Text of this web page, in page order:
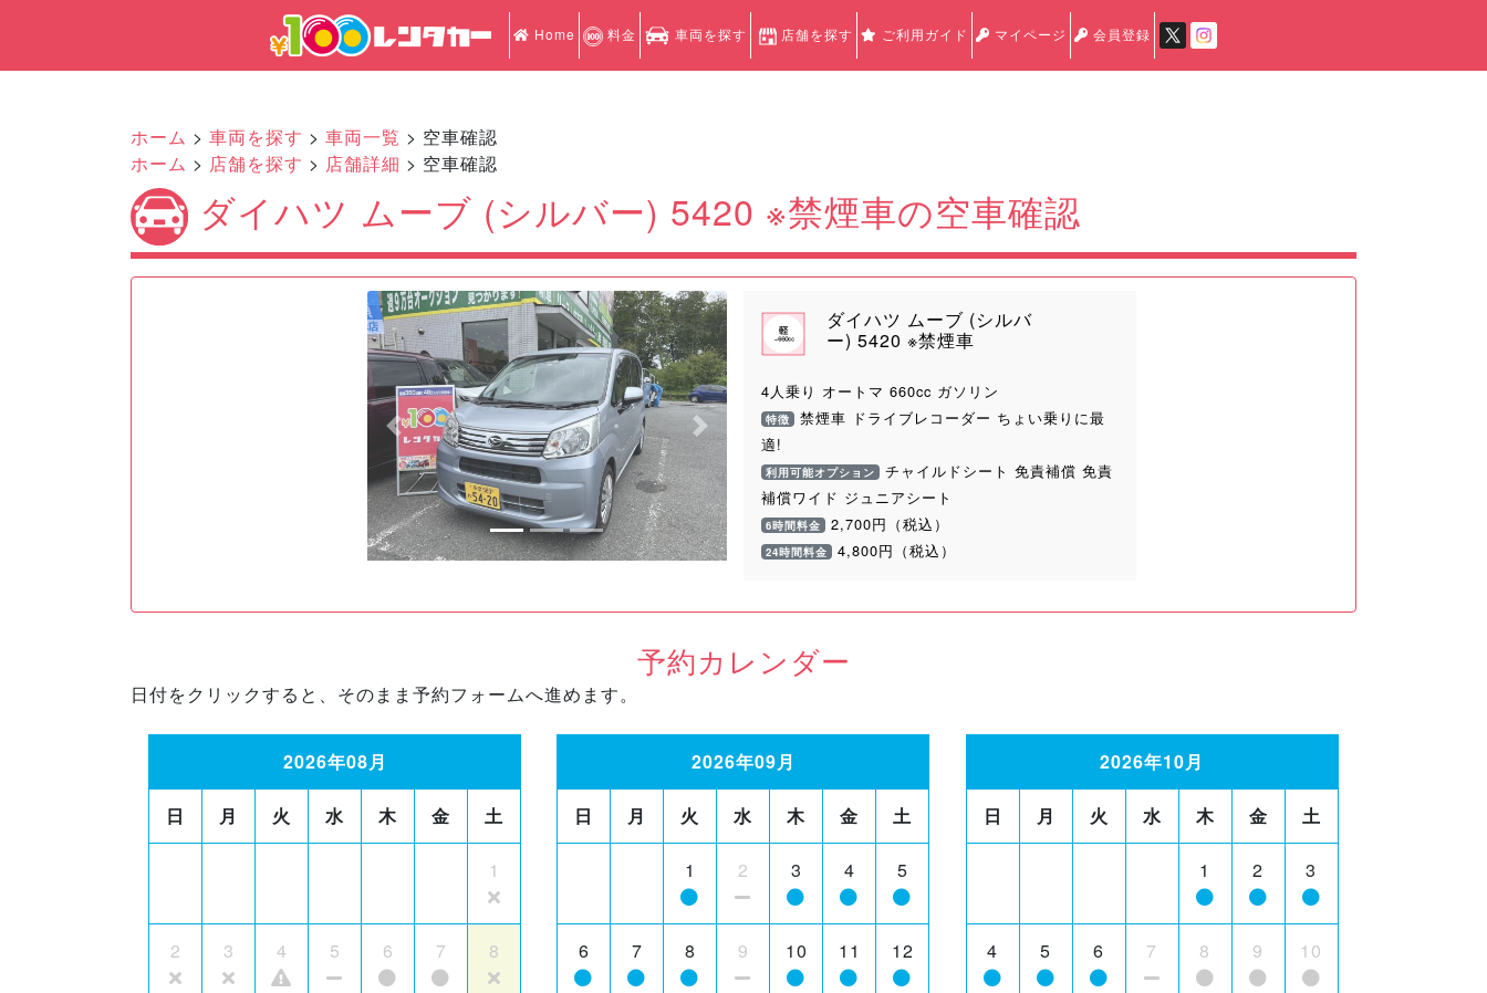
Home 料金 車両を探す 店舗を探す ご利用ガイド マイページ 会員登録
ホーム > 車両を探す > 車両一覧 > 空車確認
ホーム > 店舗を探す > 店舗詳細 > 空車確認
ダイハツ ムーブ (シルバー) 5420 ※禁煙車の空車確認
Previous Next
ダイハツ ムーブ (シルバ
ー) 5420 ※禁煙車
4人乗り オートマ 660cc ガソリン
特徴 禁煙車 ドライブレコーダー ちょい乗りに最
適!
利用可能オプション チャイルドシート 免責補償 免責
補償ワイド ジュニアシート
6時間料金 2,700円（税込）
24時間料金 4,800円（税込）
予約カレンダー
日付をクリックすると、そのまま予約フォームへ進めます。
2026年08月
日 月 火 水 木 金 土
1
2 3 4 5 6 7 8
2026年09月
日 月 火 水 木 金 土
1 2 3 4 5
6 7 8 9 10 11 12
2026年10月
日 月 火 水 木 金 土
1 2 3
4 5 6 7 8 9 10